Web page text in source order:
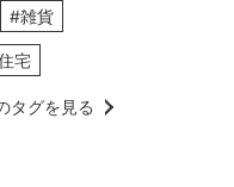
#雑貨
宅
タグを見る